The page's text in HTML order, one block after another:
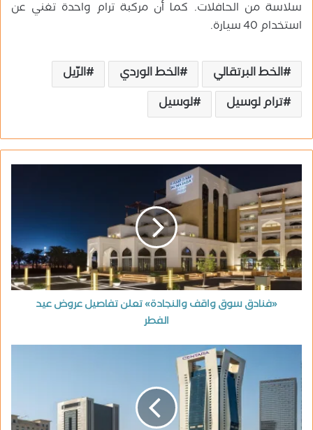
سلاسة من الحافلات. كما أن مركبة ترام واحدة تغني عن
استخدام 40 سيارة.
الخط البرتقالي الخط الوردي
الرّيل
ترام لوسيل
لوسيل
«فنادق سوق واقف والنجادة» تعلن تفاصيل عروض عيد
الفطر